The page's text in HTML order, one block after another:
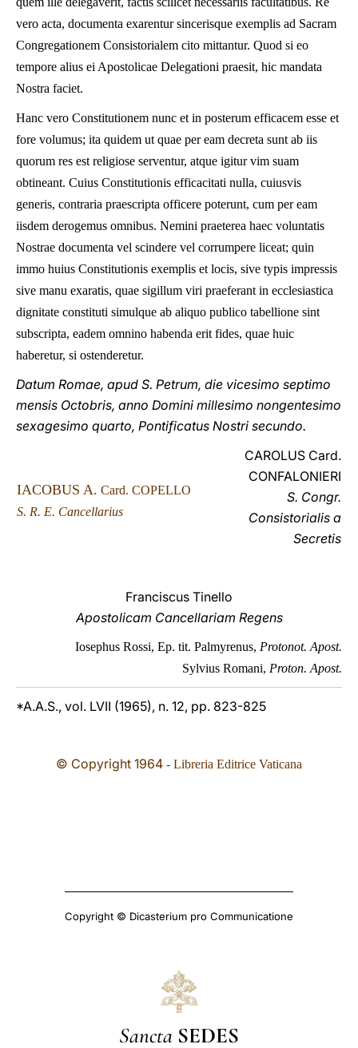
vero acta, documenta exarentur sincerisque exemplis ad Sacram
Congregationem Consistorialem cito mittantur. Quod si eo
tempore alius ei Apostolicae Delegationi praesit, hic mandata
Nostra faciet.
Hanc vero Constitutionem nunc et in posterum efficacem esse et
fore volumus; ita quidem ut quae per eam decreta sunt ab iis
quorum res est religiose serventur, atque igitur vim suam
obtineant. Cuius Constitutionis efficacitati nulla, cuiusvis
generis, contraria praescripta officere poterunt, cum per eam
iisdem derogemus omnibus. Nemini praeterea haec voluntatis
Nostrae documenta vel scindere vel corrumpere liceat; quin
immo huius Constitutionis exemplis et locis, sive typis impressis
sive manu exaratis, quae sigillum viri praeferant in ecclesiastica
dignitate constituti simulque ab aliquo publico tabellione sint
subscripta, eadem omnino habenda erit fides, quae huic
haberetur, si ostenderetur.
Datum Romae, apud S. Petrum, die vicesimo septimo
mensis Octobris, anno Domini millesimo nongentesimo
sexagesimo quarto, Pontificatus Nostri secundo.
IACOBUS A. Card. COPELLO
S. R. E. Cancellarius
CAROLUS Card.
CONFALONIERI
S. Congr.
Consistorialis a
Secretis
Franciscus Tinello
Apostolicam Cancellariam Regens
Iosephus Rossi, Ep. tit. Palmyrenus, Protonot. Apost.
Sylvius Romani, Proton. Apost.
*A.A.S., vol. LVII (1965), n. 12, pp. 823-825
© Copyright 1964 - Libreria Editrice Vaticana
Copyright © Dicasterium pro Communicatione
Sancta SEDES